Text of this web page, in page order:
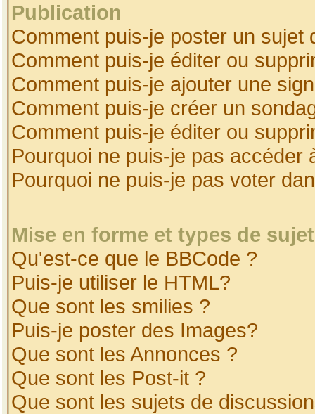
Publication
Comment puis-je poster un sujet
Comment puis-je éditer ou
Comment puis-je ajouter une
Comment puis-je créer un
Comment puis-je éditer ou
Pourquoi ne puis-je pas accéder
Pourquoi ne puis-je pas voter
Mise en forme et types de
Qu'est-ce que le BBCode ?
Puis-je utiliser le HTML?
Que sont les smilies ?
Puis-je poster des Images?
Que sont les Annonces ?
Que sont les Post-it ?
Que sont les sujets de